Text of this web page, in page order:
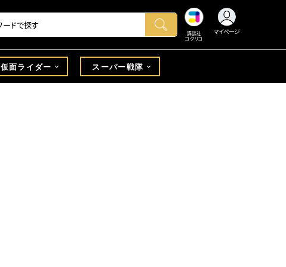
講談社
コクリコ
マイページ
仮面ライダー スーパー戦隊